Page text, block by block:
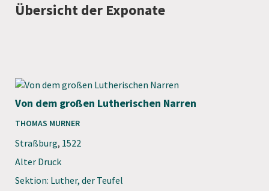
Übersicht der Exponate
Von dem großen Lutherischen Narren
THOMAS MURNER
Straßburg, 1522
Alter Druck
Sektion: Luther, der Teufel